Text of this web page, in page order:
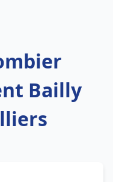
Bailly